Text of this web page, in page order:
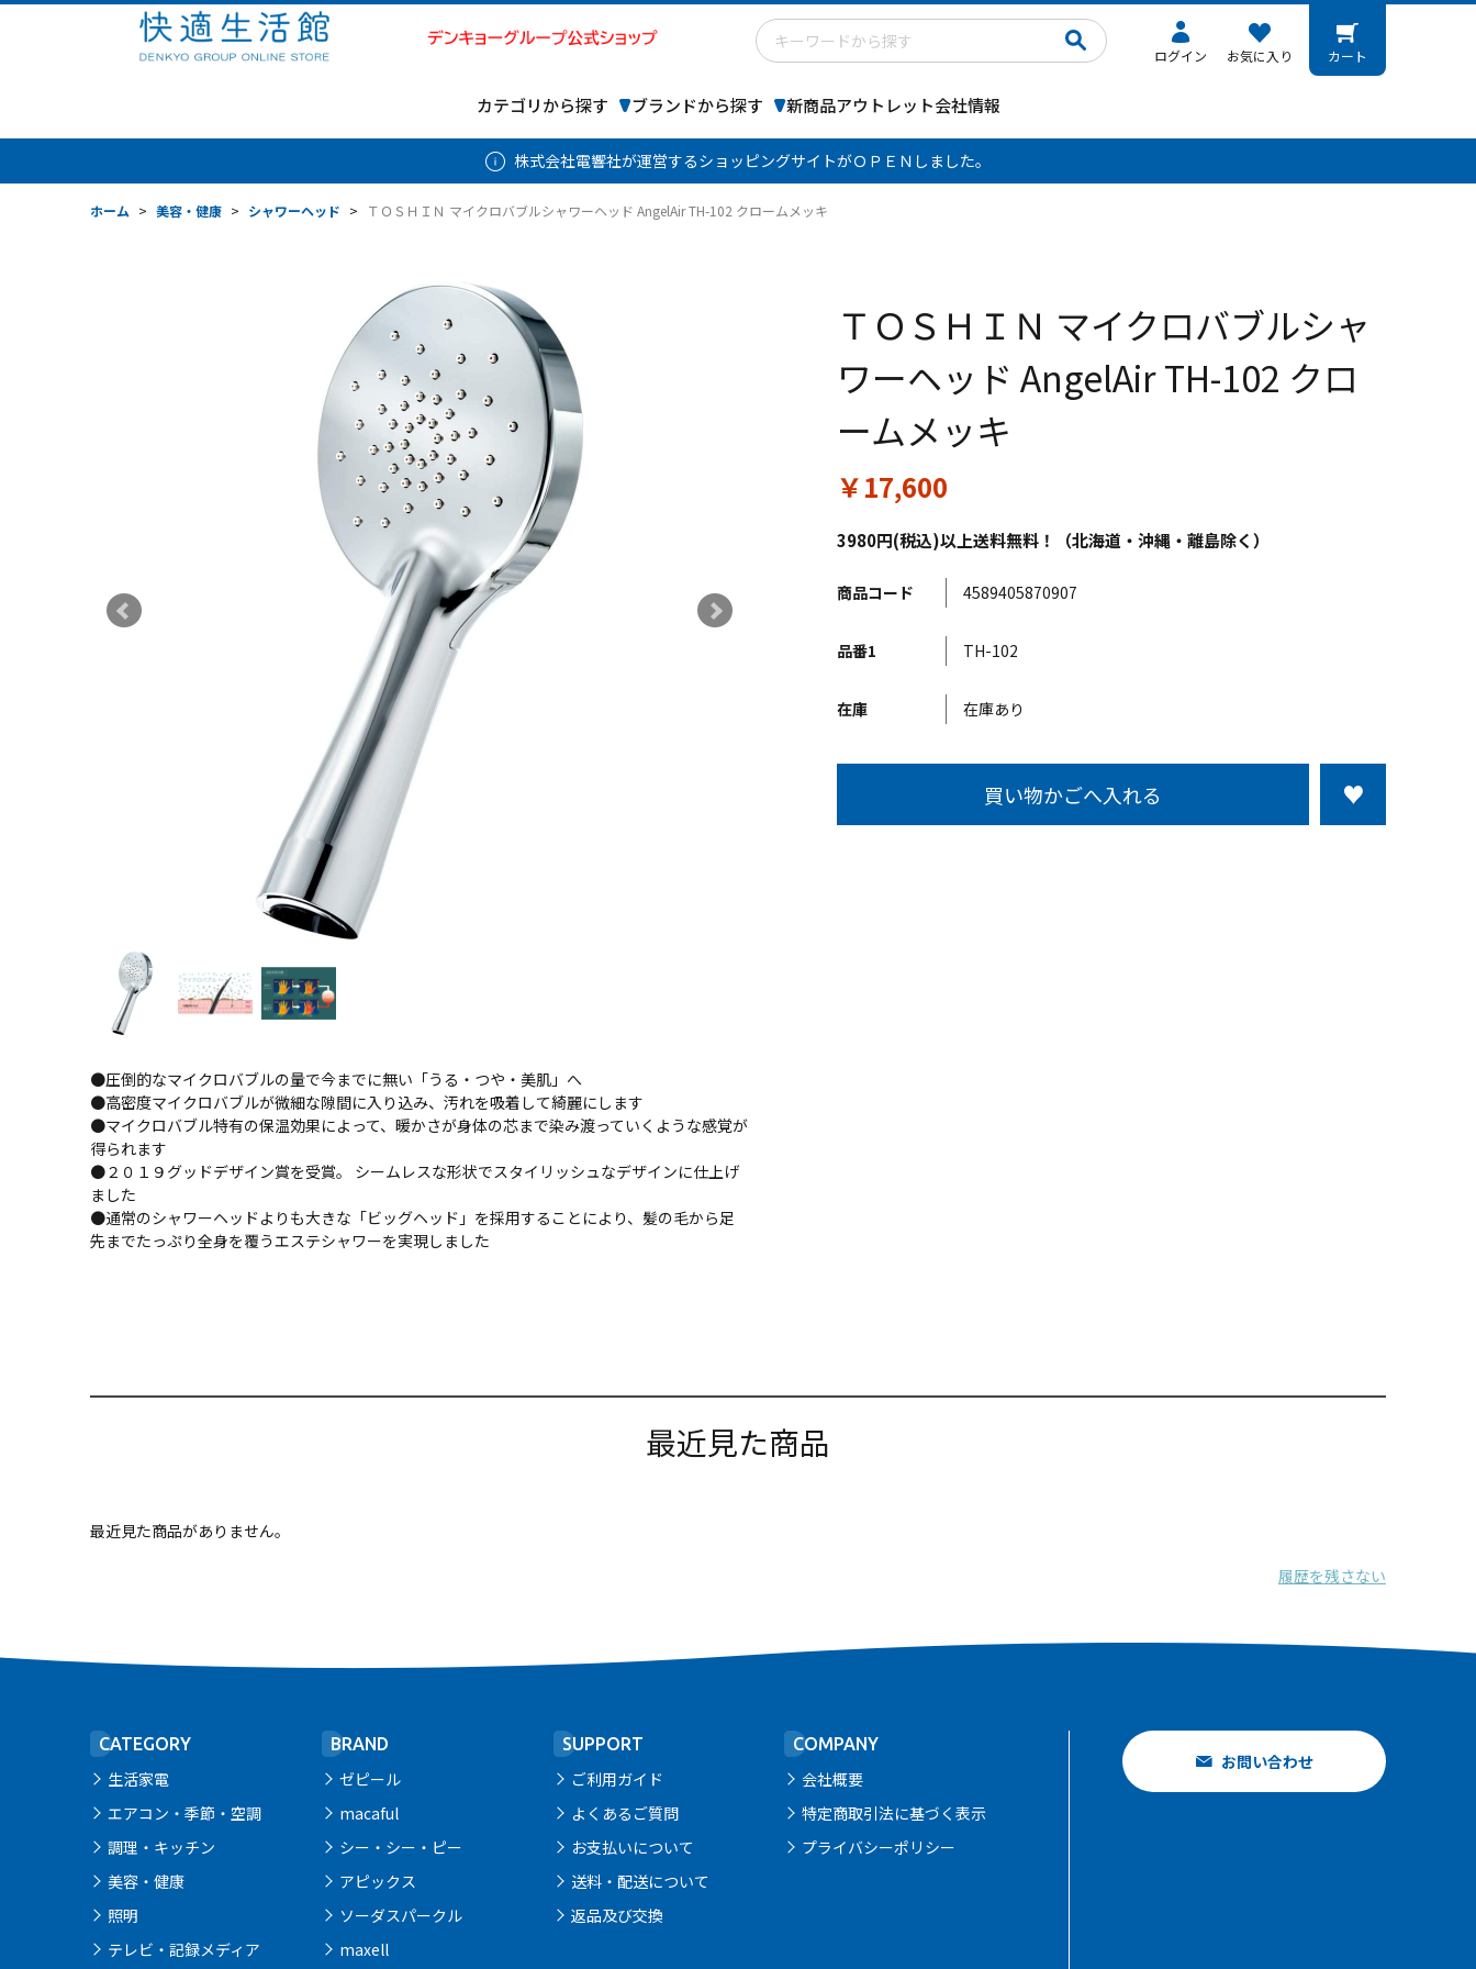
ログイン お気に入り カート
カテゴリから探す ブランドから探す 新商品アウトレット会社情報
株式会社電響社が運営するショッピングサイトがＯＰＥＮしました。
ホーム > 美容・健康 > シャワーヘッド > ＴＯＳＨＩＮ マイクロバブルシャワーヘッド AngelAir TH-102 クロームメッキ
●圧倒的なマイクロバブルの量で今までに無い「うる・つや・美肌」へ
●高密度マイクロバブルが微細な隙間に入り込み、汚れを吸着して綺麗にします
●マイクロバブル特有の保温効果によって、暖かさが身体の芯まで染み渡っていくような感覚が
得られます
●２０１９グッドデザイン賞を受賞。 シームレスな形状でスタイリッシュなデザインに仕上げ
ました
●通常のシャワーヘッドよりも大きな「ビッグヘッド」を採用することにより、髪の毛から足
先までたっぷり全身を覆うエステシャワーを実現しました
3980円(税込)以上送料無料！（北海道・沖縄・離島除く）
ＴＯＳＨＩＮ マイクロバブルシャ
ワーヘッド AngelAir TH-102 クロ
ームメッキ
￥17,600
商品コード 4589405870907
品番1 TH-102
在庫 在庫あり
買い物かごへ入れる
最近見た商品
最近見た商品がありません。
履歴を残さない
CATEGORY
生活家電
エアコン・季節・空調
調理・キッチン
美容・健康
照明
テレビ・記録メディア
BRAND
ゼピール
macaful
シー・シー・ピー
アピックス
ソーダスパークル
maxell
SUPPORT
ご利用ガイド
よくあるご質問
お支払いについて
送料・配送について
返品及び交換
COMPANY
会社概要
特定商取引法に基づく表示
プライバシーポリシー
お問い合わせ